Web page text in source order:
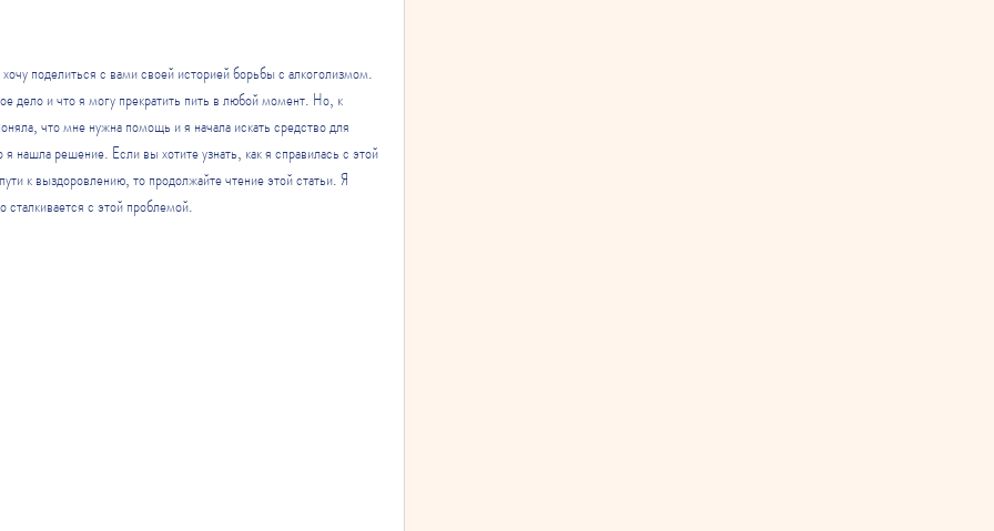
поделиться с вами своей историей борьбы с алкоголизмом.
дело и что я могу прекратить пить в любой момент. Но, к
что мне нужна помощь и я начала искать средство для
нашла решение. Если вы хотите узнать, как я справилась с этой
к выздоровлению, то продолжайте чтение этой статьи. Я
с этой проблемой.